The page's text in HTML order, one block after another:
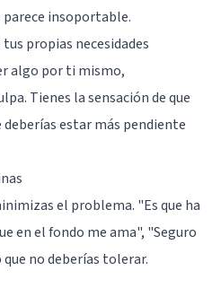
insoportable.
propias necesidades
algo por ti mismo,
Tienes la sensación de que
deberías estar más pendiente
el problema. "Es que ha
en el fondo me ama", "Seguro
no deberías tolerar.